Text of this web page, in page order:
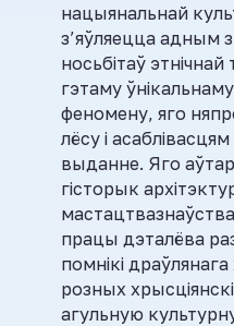
нацыянальнай
з’яўляецца адным
носьбітаў
гэтаму
феномену, яго
лёсу і
выданне. Яго
гісторык
працы дэталёва
помнікі
розных
агульную